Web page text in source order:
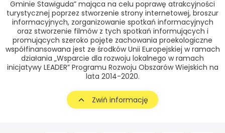
Gminie Stawiguda” mająca na celu poprawę atrakcyjności
turystycznej poprzez stworzenie strony internetowej, broszur
informacyjnych, zorganizowanie spotkań informacyjnych
oraz stworzenie filmów z tych spotkań informujących i
promujących szeroko pojęte zachowania proekologiczne
współfinansowana jest ze środków Unii Europejskiej w ramach
działania „Wsparcie dla rozwoju lokalnego w ramach
inicjatywy LEADER” Programu Rozwoju Obszarów Wiejskich na
lata 2014-2020.
Zwiń informację